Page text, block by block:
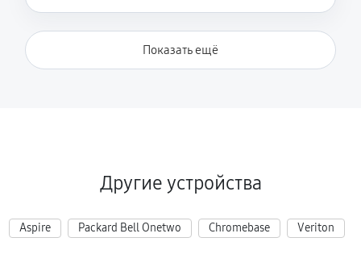
Показать ещё
Другие устройства
Aspire Packard Bell Onetwo Chromebase Veriton